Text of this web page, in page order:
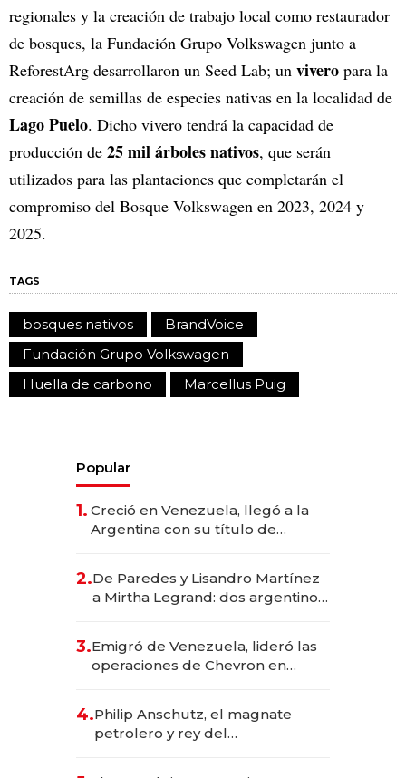
regionales y la creación de trabajo local como restaurador
de bosques, la Fundación Grupo Volkswagen junto a
ReforestArg desarrollaron un Seed Lab; un vivero para la
creación de semillas de especies nativas en la localidad de
Lago Puelo. Dicho vivero tendrá la capacidad de
producción de 25 mil árboles nativos, que serán
utilizados para las plantaciones que completarán el
compromiso del Bosque Volkswagen en 2023, 2024 y
2025.
TAGS
bosques nativos
BrandVoice
Fundación Grupo Volkswagen
Huella de carbono
Marcellus Puig
Popular
1. Creció en Venezuela, llegó a la
Argentina con su título de
las marcas "fast premium"
2.De Paredes y Lisandro Martínez
a Mirtha Legrand: dos argentinos
3.Emigró de Venezuela, lideró las
operaciones de Chevron en
4.Philip Anschutz, el magnate
petrolero y rey del